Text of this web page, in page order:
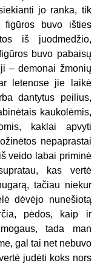
jo ranka, tik
buvo išties
iš juodmedžio,
buvo pabaisų
– demonai žmonių
letenose jie laikė
dantytus peilius,
kaukolėmis,
kaklai apvyti
nepaprastai
veido labai priminė
kas vertė
tačiau niekur
dėvėjo nunešiotą
pėdos, kaip ir
tada man
gal tai net nebuvo
judėti koks nors